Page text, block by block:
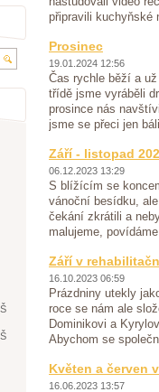
připravili kuchyňské
Prosinec
19.01.2024 12:56
Čas rychle běží a
třídě jsme vyráběli
prosince nás
jsme se přeci jen
Září - listopad
06.12.2023 13:29
S blížícím se
vánoční besídku,
čekání zkrátili a
malujeme,
Září v
16.10.2023 06:59
Prázdniny utekly
roce se nám ale
Dominikovi a
Abychom se
Květen a červen
16.06.2023 13:57